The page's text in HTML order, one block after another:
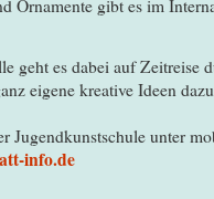
Ornamente gibt es im
geht es dabei auf Zeitreise
eigene kreative Ideen
Jugendkunstschule unter
info.de